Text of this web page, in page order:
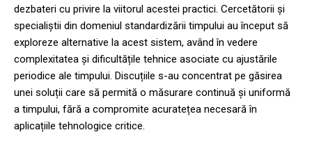
dezbateri cu privire la viitorul acestei practici. Cercetătorii și
specialiștii din domeniul standardizării timpului au început să
exploreze alternative la acest sistem, având în vedere
complexitatea și dificultățile tehnice asociate cu ajustările
periodice ale timpului. Discuțiile s-au concentrat pe găsirea
unei soluții care să permită o măsurare continuă și uniformă
a timpului, fără a compromite acuratețea necesară în
aplicațiile tehnologice critice.